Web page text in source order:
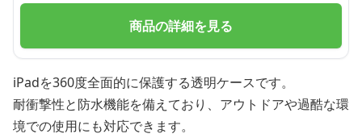
商品の詳細を見る
iPadを360度全面的に保護する透明ケースです。
耐衝撃性と防水機能を備えており、アウトドアや過酷な環
境での使用にも対応できます。